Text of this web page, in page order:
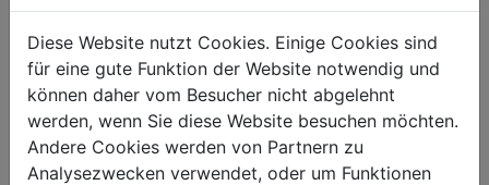
Allgemeine Daten
EAN Code
9120039903088
Diese Website nutzt Cookies. Einige Cookies sind
für eine gute Funktion der Website notwendig und
können daher vom Besucher nicht abgelehnt
werden, wenn Sie diese Website besuchen möchten.
Andere Cookies werden von Partnern zu
Analysezwecken verwendet, oder um Funktionen